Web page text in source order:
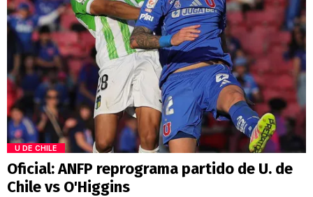
U DE CHILE
Oficial: ANFP reprograma partido de U. de
Chile vs O'Higgins